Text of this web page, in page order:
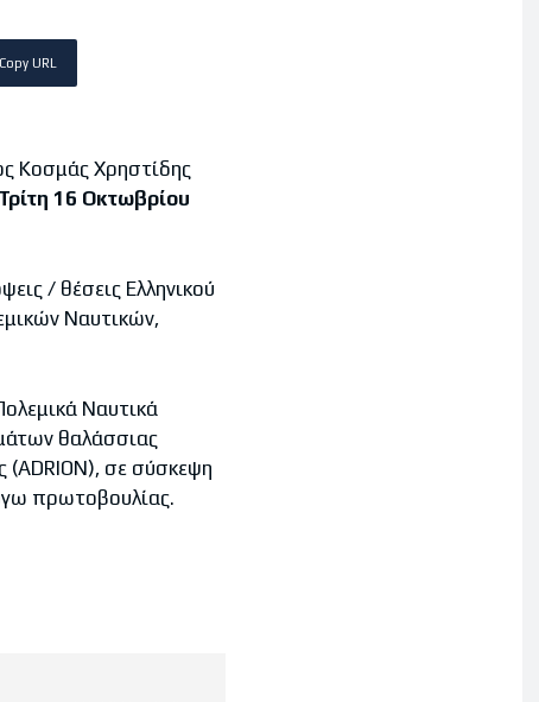
Copy URL
Κοσμάς Χρηστίδης
Τρίτη 16 Οκτωβρίου
/ θέσεις Ελληνικού
Ναυτικών,
Ναυτικά
θαλάσσιας
(ΑDRION), σε σύσκεψη
πρωτοβουλίας.